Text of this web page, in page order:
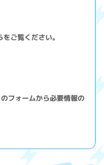
ご覧ください。
フォームから必要情報の